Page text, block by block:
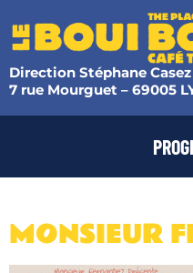
Direction Stéphane Casez
7 rue Mourguet – 69005
MONSIEUR